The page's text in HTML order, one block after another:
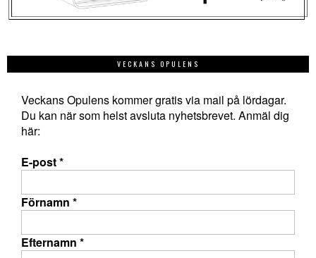
VECKANS OPULENS
Veckans Opulens kommer gratis via mail på lördagar.
Du kan när som helst avsluta nyhetsbrevet. Anmäl dig
här:
E-post*
Förnamn *
Efternamn *